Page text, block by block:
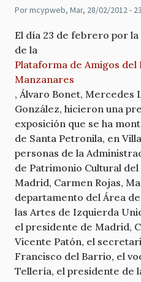
Pormcypweb, Mar, 28/02/2012 -
El día 23 de febrero por
de la
Plataforma de Amigos del
Manzanares
, Álvaro Bonet, Mercedes
González, hicieron una
exposición que se ha
de Santa Petronila, en
personas de la
de Patrimonio Cultural
Madrid, Carmen Rojas,
departamento del Área
las Artes de Izquierda
el presidente de Madrid,
Vicente Patón, el
Francisco del Barrio, el
Tellería, el presidente de